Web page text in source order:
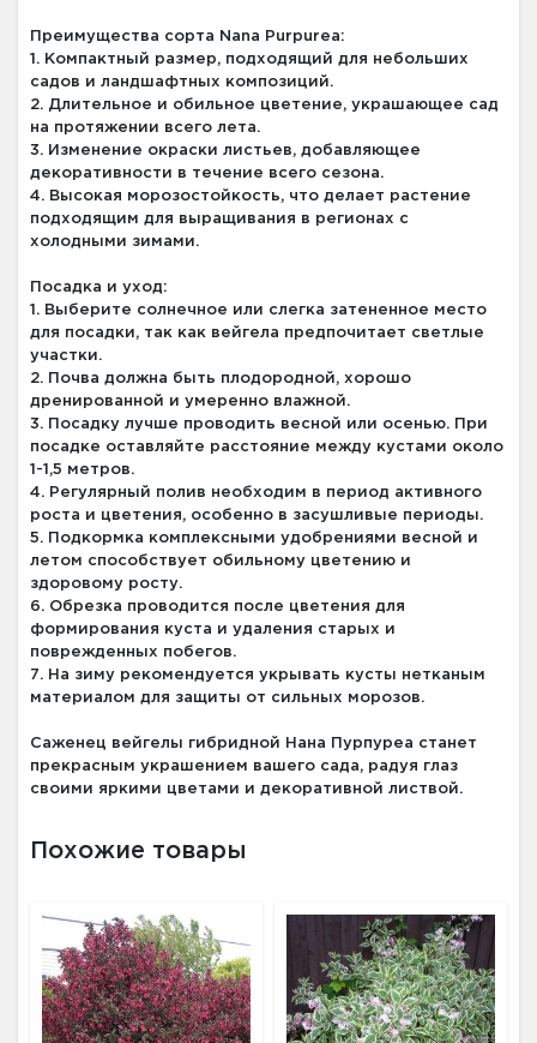
Преимущества сорта Nana Purpurea:
1. Компактный размер, подходящий для небольших
садов и ландшафтных композиций.
2. Длительное и обильное цветение, украшающее сад
на протяжении всего лета.
3. Изменение окраски листьев, добавляющее
декоративности в течение всего сезона.
4. Высокая морозостойкость, что делает растение
подходящим для выращивания в регионах с
холодными зимами.
Посадка и уход:
1. Выберите солнечное или слегка затененное место
для посадки, так как вейгела предпочитает светлые
участки.
2. Почва должна быть плодородной, хорошо
дренированной и умеренно влажной.
3. Посадку лучше проводить весной или осенью. При
посадке оставляйте расстояние между кустами около
1-1,5 метров.
4. Регулярный полив необходим в период активного
роста и цветения, особенно в засушливые периоды.
5. Подкормка комплексными удобрениями весной и
летом способствует обильному цветению и
здоровому росту.
6. Обрезка проводится после цветения для
формирования куста и удаления старых и
поврежденных побегов.
7. На зиму рекомендуется укрывать кусты нетканым
материалом для защиты от сильных морозов.
Саженец вейгелы гибридной Нана Пурпуреа станет
прекрасным украшением вашего сада, радуя глаз
своими яркими цветами и декоративной листвой.
Похожие товары